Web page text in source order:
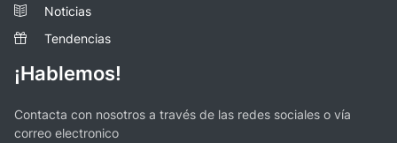
Noticias
Tendencias
¡Hablemos!
Contacta con nosotros a través de las redes sociales o vía
correo electronico